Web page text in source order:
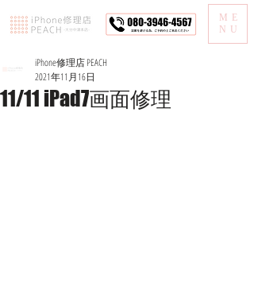
ME
NU
11/11 iPad7画面修理
iPhone修理店 PEACH
2021年11月16日